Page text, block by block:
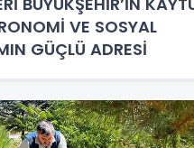
VE SOSYAL
GÜÇLÜ ADRESİ